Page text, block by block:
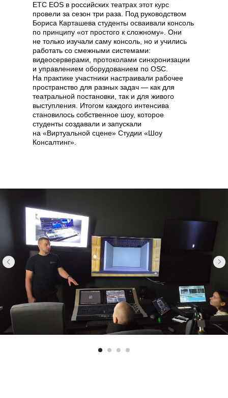
ETC EOS в российских театрах этот курс
провели за сезон три раза. Под руководством
Бориса Карташева студенты осваивали консоль
по принципу «от простого к сложному». Они
не только изучали саму консоль, но и учились
работать со смежными системами:
видеосерверами, протоколами синхронизации
и управлением оборудованием по OSC.
На практике участники настраивали рабочее
пространство для разных задач — как для
театральной постановки, так и для живого
выступления. Итогом каждого интенсива
становилось собственное шоу, которое
студенты создавали и запускали
на «Виртуальной сцене» Студии «Шоу
Консалтинг».
НАШИ ПРЕПОДАВАТЕЛИ И СТУДЕНТЫ
РАБОТАЮТ И СОТРУДНИЧАЮТ
С САМЫМИ ЗНАЧИМЫМИ КУЛЬТУРНЫМИ
ИНСТИТУЦИЯМИ СТРАНЫ